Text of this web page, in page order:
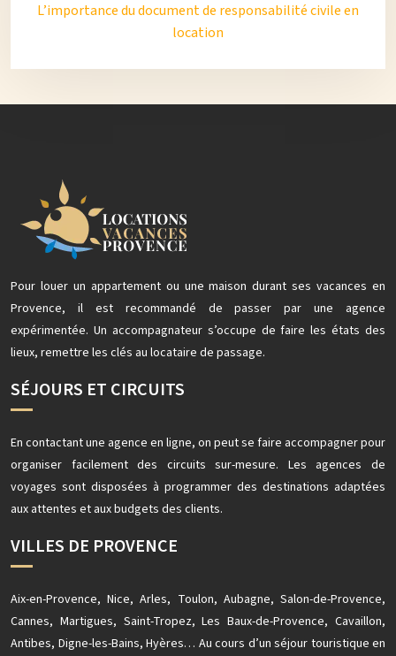
L’importance du document de responsabilité civile en
location
Pour louer un appartement ou une maison durant ses vacances en
Provence, il est recommandé de passer par une agence
expérimentée. Un accompagnateur s’occupe de faire les états des
lieux, remettre les clés au locataire de passage.
SÉJOURS ET CIRCUITS
En contactant une agence en ligne, on peut se faire accompagner pour
organiser facilement des circuits sur-mesure. Les agences de
voyages sont disposées à programmer des destinations adaptées
aux attentes et aux budgets des clients.
VILLES DE PROVENCE
Aix-en-Provence, Nice, Arles, Toulon, Aubagne, Salon-de-Provence,
Cannes, Martigues, Saint-Tropez, Les Baux-de-Provence, Cavaillon,
Antibes, Digne-les-Bains, Hyères… Au cours d’un séjour touristique en